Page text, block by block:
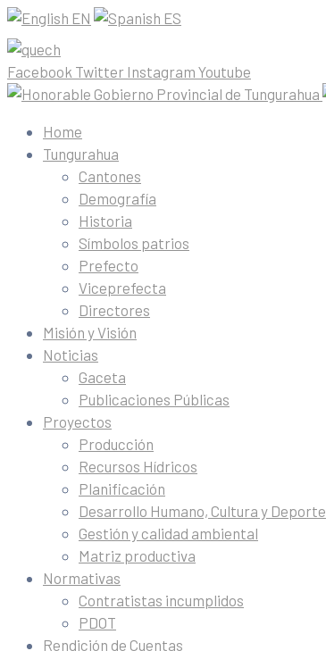
EN ES
Facebook Twitter Instagram Youtube
Home
Tungurahua
Cantones
Demografía
Historia
Símbolos patrios
Prefecto
Viceprefecta
Directores
Misión y Visión
Noticias
Gaceta
Publicaciones Públicas
Proyectos
Producción
Recursos Hídricos
Planificación
Desarrollo Humano, Cultura y Deporte
Gestión y calidad ambiental
Matriz productiva
Normativas
Contratistas incumplidos
PDOT
Rendición de Cuentas